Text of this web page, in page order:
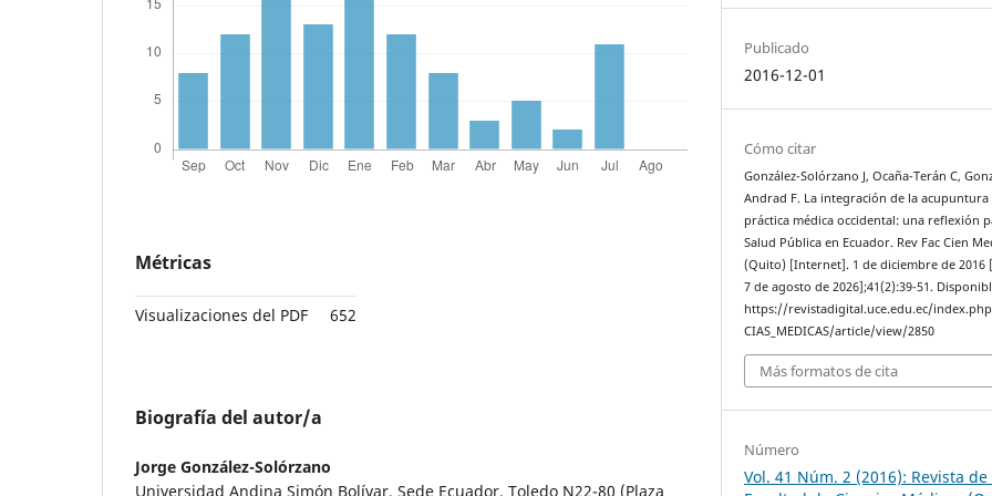
Métricas
Visualizaciones del PDF 652
Biografía del autor/a
Jorge González-Solórzano
Universidad Andina Simón Bolívar, Sede Ecuador, Toledo N22-80 (Plaza
Publicado
2016-12-01
Cómo citar
González-Solórzano J, Ocaña-Terán C,
Andrad F. La integración de la acupuntura
práctica médica occidental: una reflexión
Salud Pública en Ecuador. Rev Fac Cien
(Quito) [Internet]. 1 de diciembre de 2016
7 de agosto de 2026];41(2):39-51.
https://revistadigital.uce.edu.ec/
CIAS_MEDICAS/article/view/2850
Más formatos de cita
Número
Vol. 41 Núm. 2 (2016): Revista de